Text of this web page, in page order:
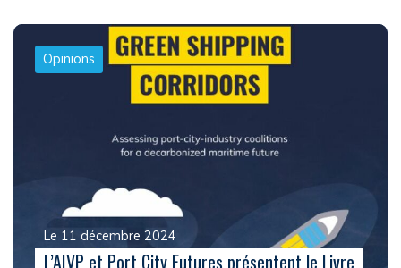
Opinions
Le 11 décembre 2024
L’AIVP et Port City Futures présentent le Livre